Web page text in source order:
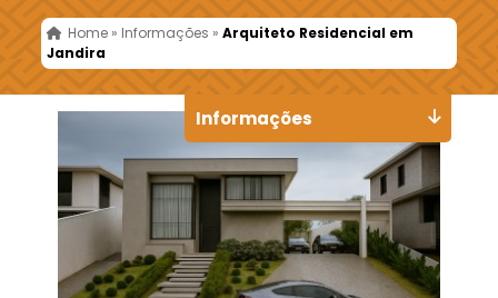
Home » Informações »Arquiteto Residencial em
Jandira
Informações